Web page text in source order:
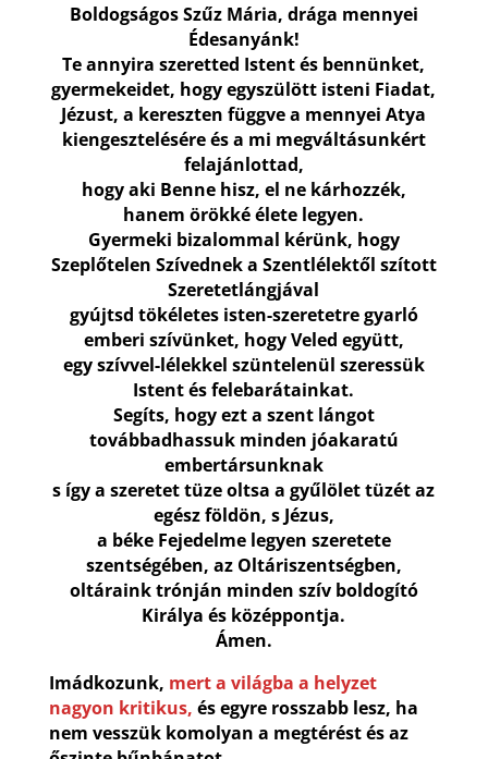
Boldogságos Szűz Mária, drága mennyei
Édesanyánk!
Te annyira szeretted Istent és bennünket,
gyermekeidet, hogy egyszülött isteni Fiadat,
Jézust, a kereszten függve a mennyei Atya
kiengesztelésére és a mi megváltásunkért
felajánlottad,
hogy aki Benne hisz, el ne kárhozzék,
hanem örökké élete legyen.
Gyermeki bizalommal kérünk, hogy
Szeplőtelen Szívednek a Szentlélektől szított
Szeretetlángjával
gyújtsd tökéletes isten-szeretetre gyarló
emberi szívünket, hogy Veled együtt,
egy szívvel-lélekkel szüntelenül szeressük
Istent és felebarátainkat.
Segíts, hogy ezt a szent lángot
továbbadhassuk minden jóakaratú
embertársunknak
s így a szeretet tüze oltsa a gyűlölet tüzét az
egész földön, s Jézus,
a béke Fejedelme legyen szeretete
szentségében, az Oltáriszentségben,
oltáraink trónján minden szív boldogító
Királya és középpontja.
Ámen.
Imádkozunk, mert a világba a helyzet
nagyon kritikus, és egyre rosszabb lesz, ha
nem vesszük komolyan a megtérést és az